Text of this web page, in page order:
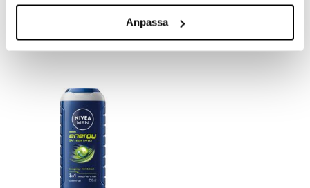
Anpassa
NIVEA NIVEA